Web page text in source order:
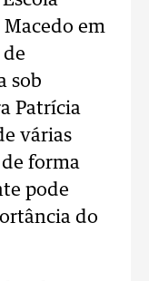
Macedo em
sob
Patrícia
várias
forma
pode
do